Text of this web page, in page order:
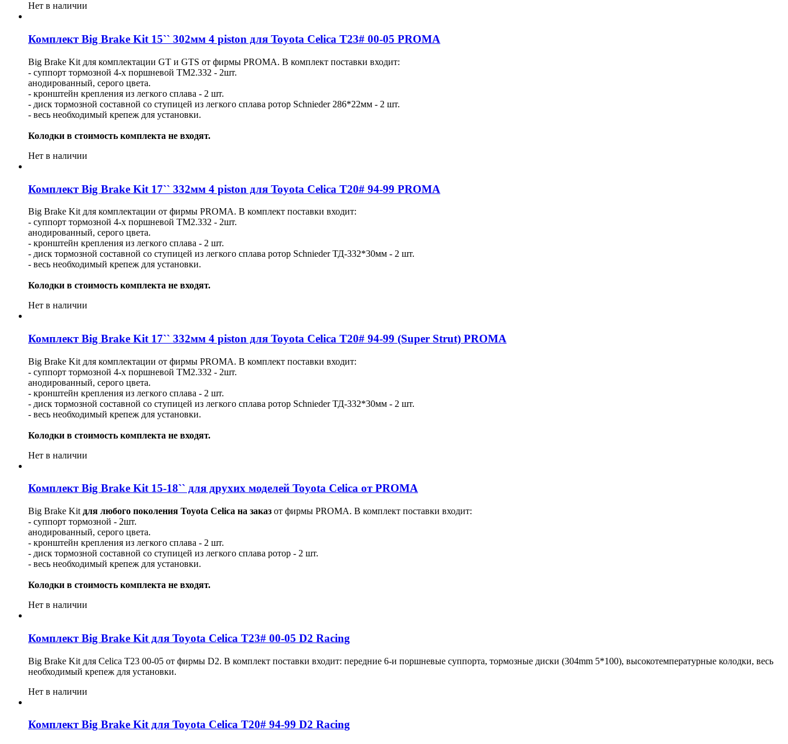
Нет в наличии
Комплект Big Brake Kit 15`` 302мм 4 piston для Toyota Celica T23# 00-05 PROMA
Big Brake Kit для комплектации GT и GTS от фирмы PROMA. В комплект поставки входит:
- суппорт тормозной 4-х поршневой ТМ2.332 - 2шт.
анодированный, серого цвета.
- кронштейн крепления из легкого сплава - 2 шт.
- диск тормозной составной со ступицей из легкого сплава ротор Schnieder 286*22мм - 2 шт.
- весь необходимый крепеж для установки.
Колодки в стоимость комплекта не входят.
Нет в наличии
Комплект Big Brake Kit 17`` 332мм 4 piston для Toyota Celica T20# 94-99 PROMA
Big Brake Kit для комплектации от фирмы PROMA. В комплект поставки входит:
- суппорт тормозной 4-х поршневой ТМ2.332 - 2шт.
анодированный, серого цвета.
- кронштейн крепления из легкого сплава - 2 шт.
- диск тормозной составной со ступицей из легкого сплава ротор Schnieder ТД-332*30мм - 2 шт.
- весь необходимый крепеж для установки.
Колодки в стоимость комплекта не входят.
Нет в наличии
Комплект Big Brake Kit 17`` 332мм 4 piston для Toyota Celica T20# 94-99 (Super Strut) PROMA
Big Brake Kit для комплектации от фирмы PROMA. В комплект поставки входит:
- суппорт тормозной 4-х поршневой ТМ2.332 - 2шт.
анодированный, серого цвета.
- кронштейн крепления из легкого сплава - 2 шт.
- диск тормозной составной со ступицей из легкого сплава ротор Schnieder ТД-332*30мм - 2 шт.
- весь необходимый крепеж для установки.
Колодки в стоимость комплекта не входят.
Нет в наличии
Комплект Big Brake Kit 15-18`` для друхих моделей Toyota Celica от PROMA
Big Brake Kit для любого поколения Toyota Celica на заказ от фирмы PROMA. В комплект поставки входит:
- суппорт тормозной - 2шт.
анодированный, серого цвета.
- кронштейн крепления из легкого сплава - 2 шт.
- диск тормозной составной со ступицей из легкого сплава ротор - 2 шт.
- весь необходимый крепеж для установки.
Колодки в стоимость комплекта не входят.
Нет в наличии
Комплект Big Brake Kit для Toyota Celica T23# 00-05 D2 Racing
Big Brake Kit для Celica T23 00-05 от фирмы D2. В комплект поставки входит: передние 6-и поршневые суппорта, тормозные диски (304mm 5*100), высокотемпературные колодки, весь
необходимый крепеж для установки.
Нет в наличии
Комплект Big Brake Kit для Toyota Celica T20# 94-99 D2 Racing